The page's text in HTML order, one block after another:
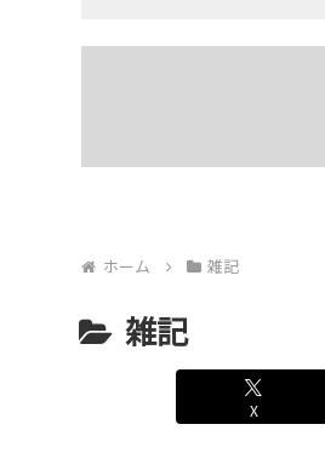
ホーム 雑記
雑記
X